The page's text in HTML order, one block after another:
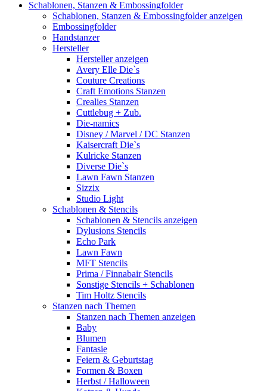
Schablonen, Stanzen & Embossingfolder
Schablonen, Stanzen & Embossingfolder anzeigen
Embossingfolder
Handstanzer
Hersteller
Hersteller anzeigen
Avery Elle Die`s
Couture Creations
Craft Emotions Stanzen
Crealies Stanzen
Cuttlebug + Zub.
Die-namics
Disney / Marvel / DC Stanzen
Kaisercraft Die`s
Kulricke Stanzen
Diverse Die`s
Lawn Fawn Stanzen
Sizzix
Studio Light
Schablonen & Stencils
Schablonen & Stencils anzeigen
Dylusions Stencils
Echo Park
Lawn Fawn
MFT Stencils
Prima / Finnabair Stencils
Sonstige Stencils + Schablonen
Tim Holtz Stencils
Stanzen nach Themen
Stanzen nach Themen anzeigen
Baby
Blumen
Fantasie
Feiern & Geburtstag
Formen & Boxen
Herbst / Halloween